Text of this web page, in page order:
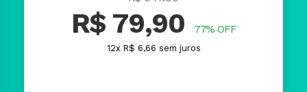
R$ 79,90 77% OFF
12x R$ 6,66 sem juros